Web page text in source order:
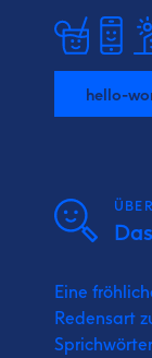
hello-
ÜBER
Eine
Redensart